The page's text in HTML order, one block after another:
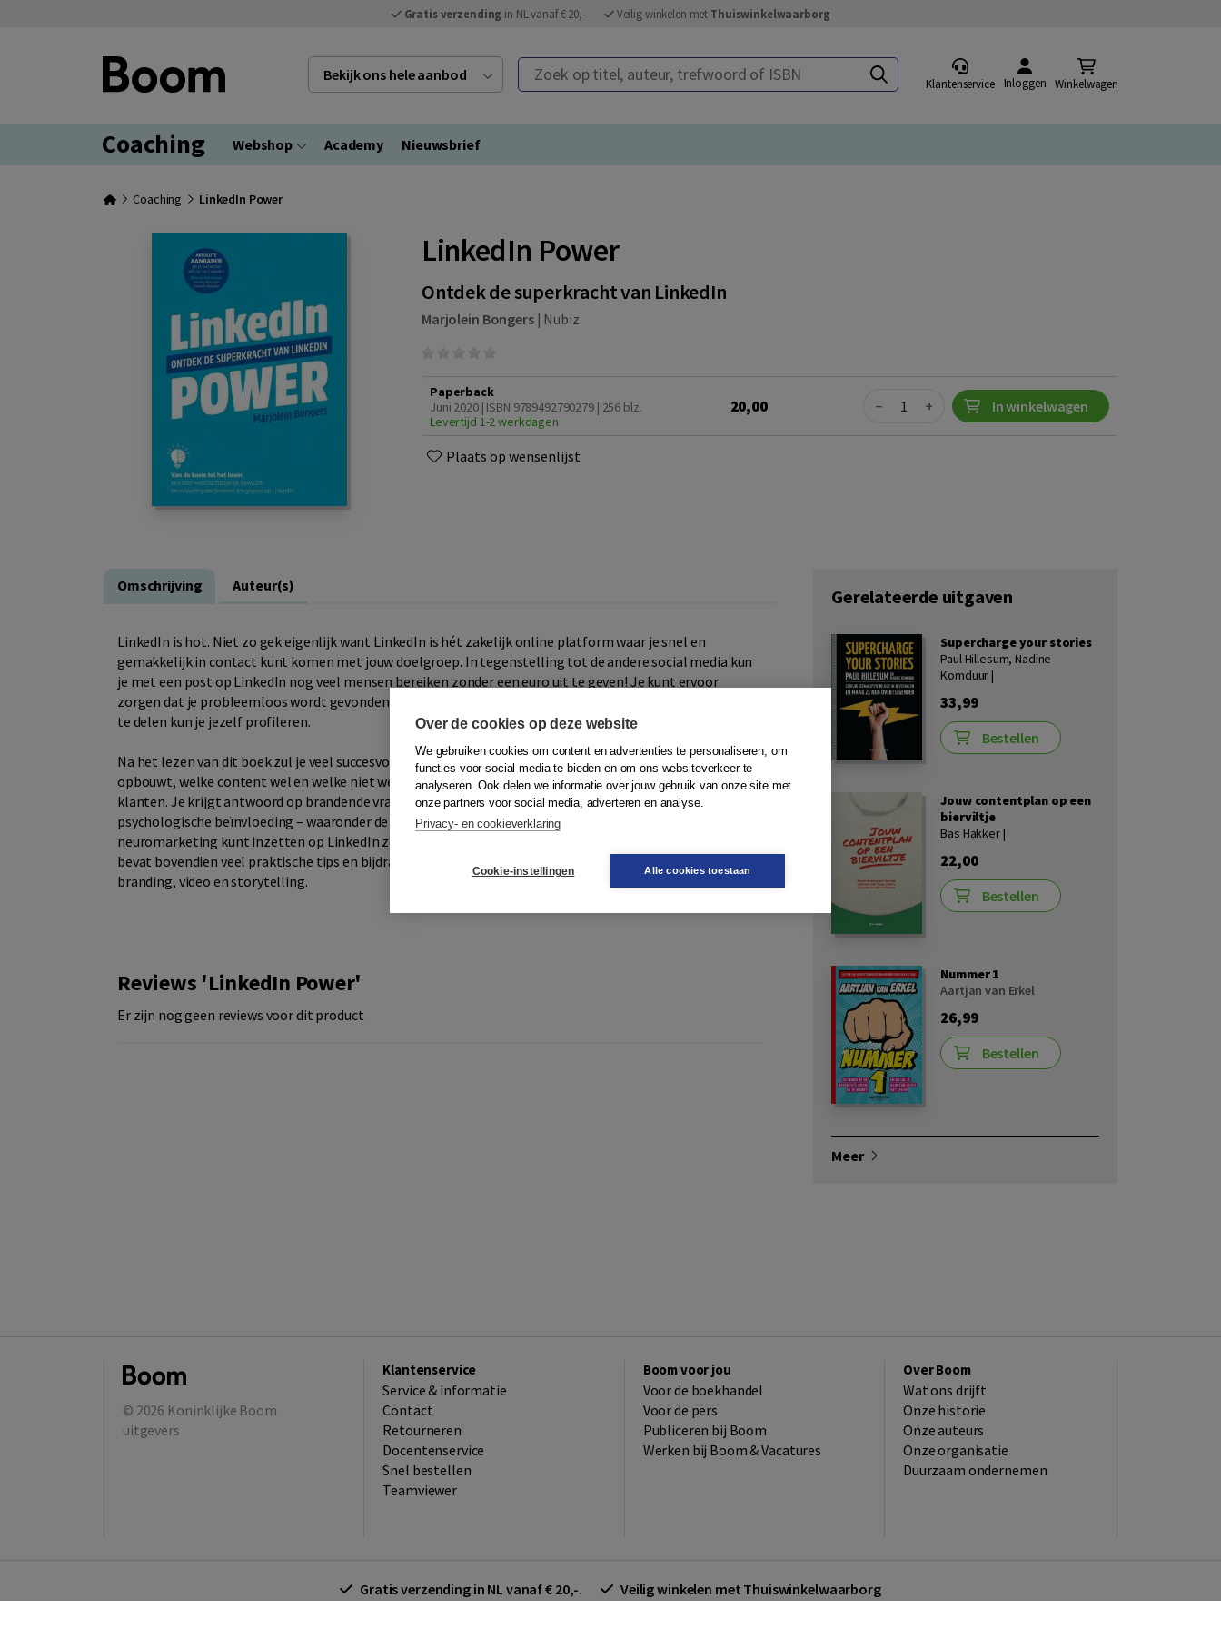
Gratis verzending in NL vanaf € 20,- Veilig winkelen met Thuiswinkelwaarborg
Bekijk ons hele aanbod Zoek op titel, auteur, trefwoord of ISBN
Klantenservice Inloggen Winkelwagen
Coaching Webshop Academy Nieuwsbrief
Coaching LinkedIn Power
LinkedIn Power
Ontdek de superkracht van LinkedIn
Marjolein Bongers| Nubiz
Paperback
Juni 2020 | ISBN 9789492790279 | 256 blz.
Levertijd 1-2 werkdagen
20,00 Quantity
− + In winkelwagen
Plaats op wensenlijst
Omschrijving Auteur(s)
LinkedIn is hot. Niet zo gek eigenlijk want LinkedIn is hét zakelijk online platform waar je snel en
gemakkelijk in contact kunt komen met jouw doelgroep. In tegenstelling tot de andere social media kun
je met een post op LinkedIn nog veel mensen bereiken zonder een euro uit te geven! Je kunt ervoor
zorgen dat je probleemloos wordt gevonden door potentiële klanten of opdrachtgevers en door je kennis
te delen kun je jezelf profileren.
Na het lezen van dit boek zul je veel succesvoller zijn op LinkedIn. Je leert hoe je een professioneel profiel
opbouwt, welke content wel en welke niet werkt op LinkedIn en hoe je slim zoekt naar potentiële
klanten. Je krijgt antwoord op brandende vragen over instellingen en privacy en leest ook hoe je
psychologische beïnvloeding – waaronder de zeven beïnvloedingsprincipes van Cialdini – en
neuromarketing kunt inzetten op LinkedIn zodat jouw doelgroep sneller reageert of toehapt. Het boek
bevat bovendien veel praktische tips en bijdragen van andere experts, bijvoorbeeld over personal
branding, video en storytelling.
Reviews 'LinkedIn Power'
Er zijn nog geen reviews voor dit product
Gerelateerde uitgaven
Supercharge your stories
Paul Hillesum, Nadine
Komduur |
33,99
Bestellen
Jouw contentplan op een
bierviltje
Bas Hakker |
22,00
Bestellen
Nummer 1
Aartjan van Erkel
26,99
Bestellen
Meer
© 2026 Koninklijke Boom
uitgevers
Klantenservice
Service & informatie
Contact
Retourneren
Docentenservice
Snel bestellen
Teamviewer
Boom voor jou
Voor de boekhandel
Voor de pers
Publiceren bij Boom
Werken bij Boom & Vacatures
Over Boom
Wat ons drijft
Onze historie
Onze auteurs
Onze organisatie
Duurzaam ondernemen
Gratis verzending in NL vanaf € 20,-. Veilig winkelen met Thuiswinkelwaarborg
Over de cookies op deze website
We gebruiken cookies om content en advertenties te personaliseren, om
functies voor social media te bieden en om ons websiteverkeer te
analyseren. Ook delen we informatie over jouw gebruik van onze site met
onze partners voor social media, adverteren en analyse.
Privacy- en cookieverklaring
Cookie-instellingen Alle cookies toestaan